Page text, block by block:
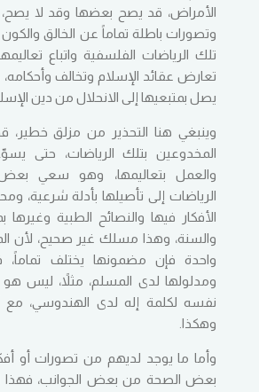
الأمراض، قد يصح بعضها وقد لا يصح،
وتصورات باطلة تماماً عن الخالق والكون
تلك الرياضات الفلسفية واتباع
تعارض عقائد الإسلام وتخالف
يصل بمتبعيها إلى الانحلال من دين
وينبغي هنا التحذير من مزلق
المخدوعين بتلك الرياضات، حتى
والعمل بتعاليمها، وهو سعي بعض
الرياضات إلى تأصيلها بأدلة شرعية،
الأفكار فيها والنصائح الطبية وغيرها
والسنة، وهذا مسلك غير صحيح، لأن
واحدة فإن مضمونها يختلف تماماً،
ومدلولها لدى المسلم، مثلاً، ليس هو
نفسه لكلمة إله لدى الهندوسي، مع
وهكذا.
وأما ما يوجد لديهم من تصورات أو
بعض الصحة من بعض الجوانب، فهذا